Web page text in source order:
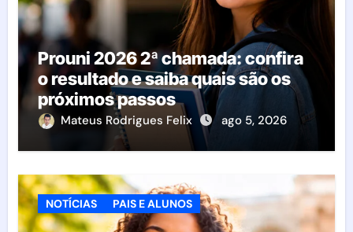
Prouni 2026 2ª chamada: confira
o resultado e saiba quais são os
próximos passos
Mateus Rodrigues Felix ago 5, 2026
NOTÍCIAS PAIS E ALUNOS